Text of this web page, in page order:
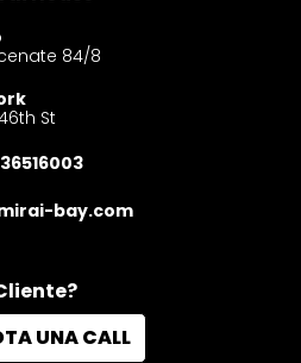
84/8
St
bay.com
UNA CALL